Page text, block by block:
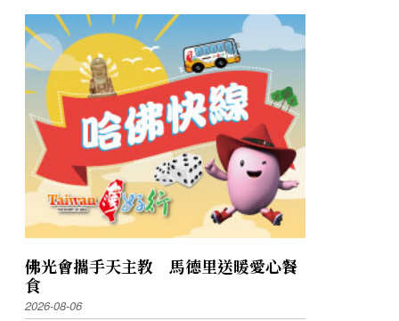
圖說：Antoine Plante指揮、首席小提琴家Jonathan Godfrey及
佛光會攜手天主教 馬德里送暖愛心餐
食
2026-08-06